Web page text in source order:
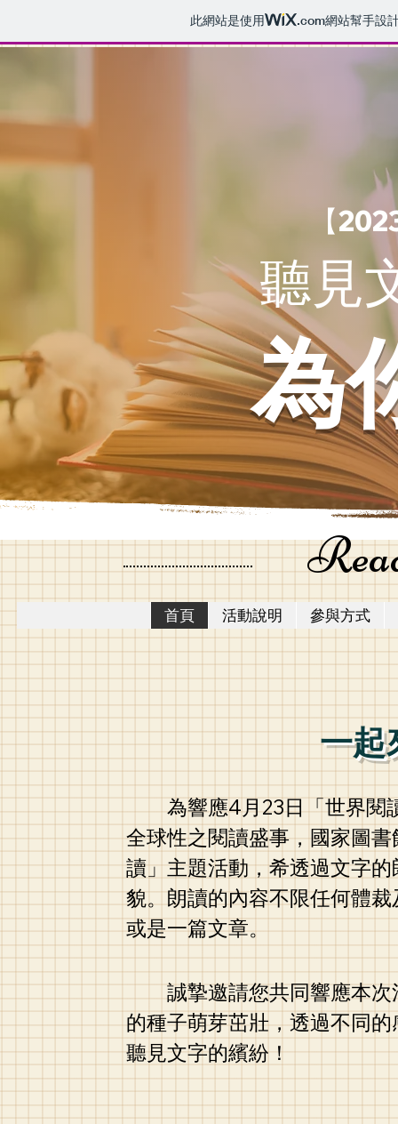
此網站是使用 .com網站幫手設
【
聽見
為
首頁 活動說明 參與方式
一起
為響應4月23日「世界閱讀
全球性之閱讀盛事，國家圖
讀」主題活動，希透過文字
貌。朗讀的內容不限任何體
或是一篇文章。
​誠摯邀請您共同響應本
的種子萌芽茁壯，透過不同
聽見文字的繽紛！